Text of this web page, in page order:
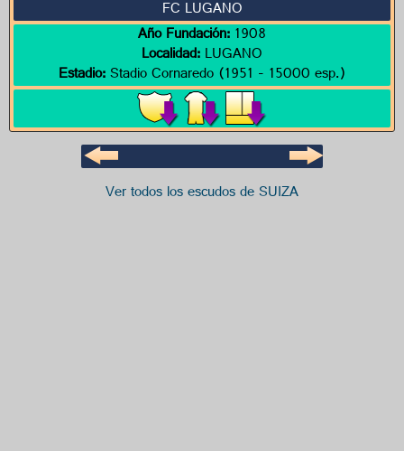
FC LUGANO
Año Fundación:1908
Localidad:LUGANO
Estadio:Stadio Cornaredo (1951 - 15000 esp.)
Ver todos los escudos de SUIZA